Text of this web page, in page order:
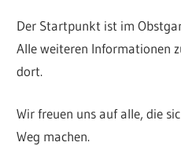
Der Startpunkt ist im
Alle weiteren Informationen
dort.
Wir freuen uns auf alle, die
Weg machen.